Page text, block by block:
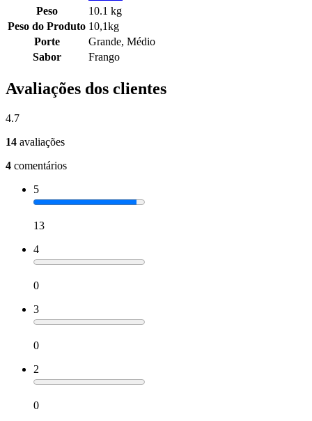
Peso
10.1 kg
Peso do Produto 10,1kg
Porte
Grande, Médio
Sabor
Frango
Avaliações dos clientes
4.7
14 avaliações
4 comentários
5
13
4
0
3
0
2
0